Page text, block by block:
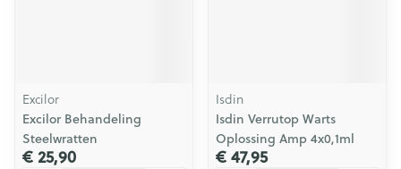
Excilor
Excilor Behandeling
Steelwratten
€ 25,90
Isdin
Isdin Verrutop Warts
Oplossing Amp 4x0,1ml
€ 47,95